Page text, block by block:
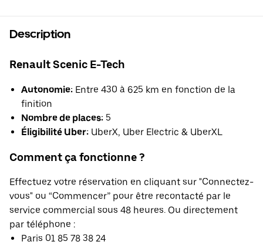
Description
Renault Scenic E-Tech
Autonomie: Entre 430 à 625 km en fonction de la
finition
Nombre de places: 5
Éligibilité Uber: UberX, Uber Electric & UberXL
Comment ça fonctionne ?
Effectuez votre réservation en cliquant sur "Connectez-
vous" ou “Commencer” pour être recontacté par le
service commercial sous 48 heures. Ou directement
par téléphone :
Paris 01 85 78 38 24